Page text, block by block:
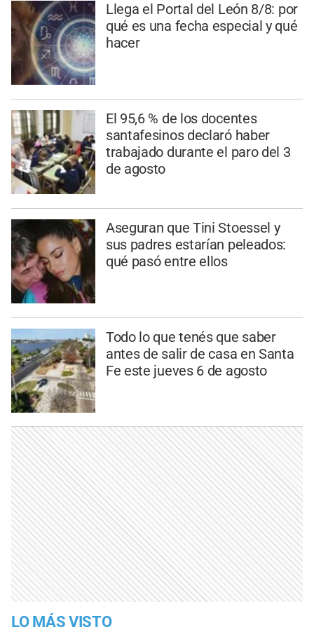
Llega el Portal del León 8/8: por
qué es una fecha especial y qué
hacer
El 95,6 % de los docentes
santafesinos declaró haber
trabajado durante el paro del 3
de agosto
Aseguran que Tini Stoessel y
sus padres estarían peleados:
qué pasó entre ellos
Todo lo que tenés que saber
antes de salir de casa en Santa
Fe este jueves 6 de agosto
LO MÁS VISTO